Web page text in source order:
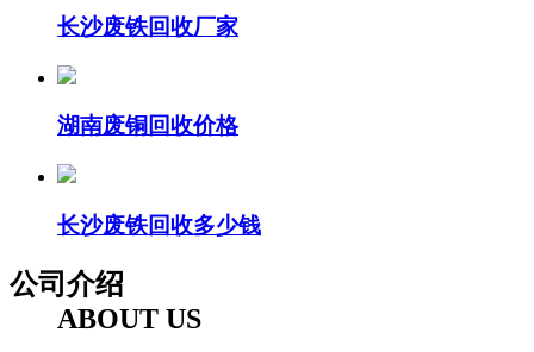
长沙废铁回收厂家
湖南废铜回收价格
长沙废铁回收多少钱
公司介绍
ABOUT US